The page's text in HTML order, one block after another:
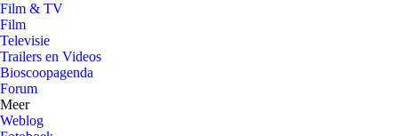
Film & TV
Film
Televisie
Trailers en Videos
Bioscoopagenda
Forum
Meer
Weblog